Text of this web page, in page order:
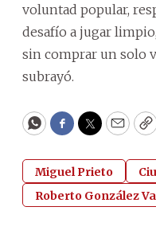
voluntad popular,
desafío a jugar
sin comprar un solo
subrayó.
WhatsApp
Facebook
Twitter
Miguel Prieto
Roberto González